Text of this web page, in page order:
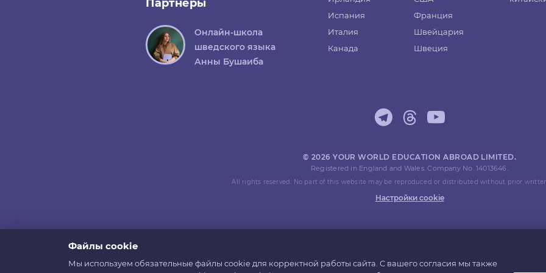
Партнеры
Онлайн-школа
шведского языка
Анны Бушаиба
Испания
Италия
Канада
Франция
Швейцария
Швеция
© 2026 YOUR WORLD EDUCATION ABROAD LIMITED.
Registered in England and Wales. Company No. 14013646.
All rights reserved. No part of this website may be reproduced or distributed without prior
Настройки cookie
Файлы cookie
Мы используем обязательные файлы cookie для корректной работы сайта. С вашего согласия мы также